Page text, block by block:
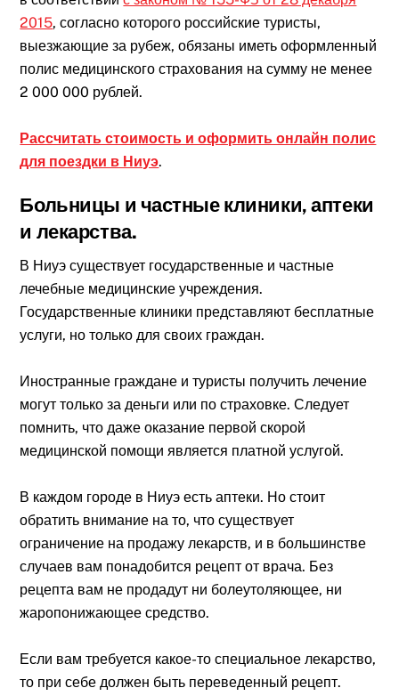
2015, согласно которого российские туристы,
выезжающие за рубеж, обязаны иметь оформленный
полис медицинского страхования на сумму не менее
2 000 000 рублей.
Рассчитать стоимость и оформить онлайн полис
для поездки в Ниуэ.
Больницы и частные клиники, аптеки
и лекарства.
В Ниуэ существует государственные и частные
лечебные медицинские учреждения.
Государственные клиники представляют бесплатные
услуги, но только для своих граждан.
Иностранные граждане и туристы получить лечение
могут только за деньги или по страховке. Следует
помнить, что даже оказание первой скорой
медицинской помощи является платной услугой.
В каждом городе в Ниуэ есть аптеки. Но стоит
обратить внимание на то, что существует
ограничение на продажу лекарств, и в большинстве
случаев вам понадобится рецепт от врача. Без
рецепта вам не продадут ни болеутоляющее, ни
жаропонижающее средство.
Если вам требуется какое-то специальное лекарство,
то при себе должен быть переведенный рецепт.